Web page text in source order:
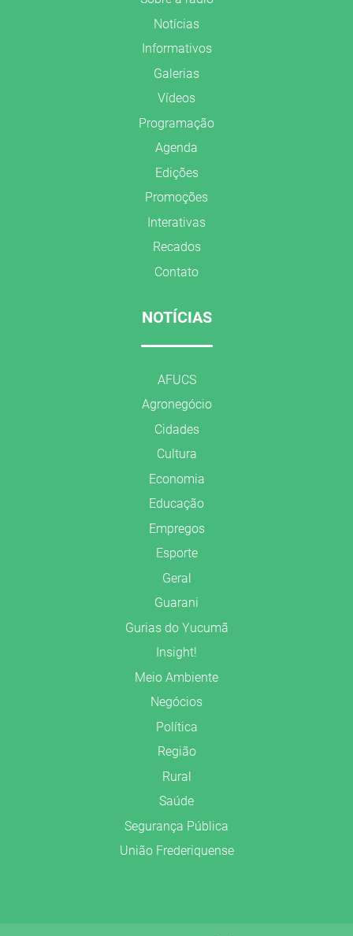
Notícias
Informativos
Galerias
Vídeos
Programação
Agenda
Edições
Promoções
Interativas
Recados
Contato
NOTÍCIAS
AFUCS
Agronegócio
Cidades
Cultura
Economia
Educação
Empregos
Esporte
Geral
Guarani
Gurias do Yucumã
Insight!
Meio Ambiente
Negócios
Política
Região
Rural
Saúde
Segurança Pública
União Frederiquense